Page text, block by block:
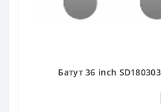
Батут 36 inch